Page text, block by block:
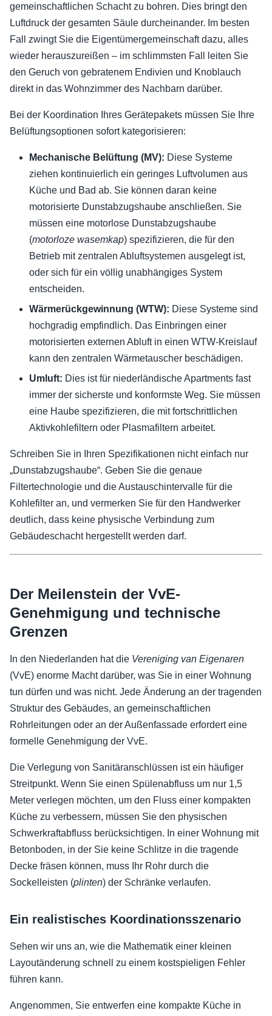
gemeinschaftlichen Schacht zu bohren. Dies bringt den
Luftdruck der gesamten Säule durcheinander. Im besten
Fall zwingt Sie die Eigentümergemeinschaft dazu, alles
wieder herauszureißen – im schlimmsten Fall leiten Sie
den Geruch von gebratenem Endivien und Knoblauch
direkt in das Wohnzimmer des Nachbarn darüber.
Bei der Koordination Ihres Gerätepakets müssen Sie Ihre
Belüftungsoptionen sofort kategorisieren:
Mechanische Belüftung (MV): Diese Systeme
ziehen kontinuierlich ein geringes Luftvolumen aus
Küche und Bad ab. Sie können daran keine
motorisierte Dunstabzugshaube anschließen. Sie
müssen eine motorlose Dunstabzugshaube
(motorloze wasemkap) spezifizieren, die für den
Betrieb mit zentralen Abluftsystemen ausgelegt ist,
oder sich für ein völlig unabhängiges System
entscheiden.
Wärmerückgewinnung (WTW): Diese Systeme sind
hochgradig empfindlich. Das Einbringen einer
motorisierten externen Abluft in einen WTW-Kreislauf
kann den zentralen Wärmetauscher beschädigen.
Umluft: Dies ist für niederländische Apartments fast
immer der sicherste und konformste Weg. Sie müssen
eine Haube spezifizieren, die mit fortschrittlichen
Aktivkohlefiltern oder Plasmafiltern arbeitet.
Schreiben Sie in Ihren Spezifikationen nicht einfach nur
„Dunstabzugshaube“. Geben Sie die genaue
Filtertechnologie und die Austauschintervalle für die
Kohlefilter an, und vermerken Sie für den Handwerker
deutlich, dass keine physische Verbindung zum
Gebäudeschacht hergestellt werden darf.
Der Meilenstein der VvE-
Genehmigung und technische
Grenzen
In den Niederlanden hat die Vereniging van Eigenaren
(VvE) enorme Macht darüber, was Sie in einer Wohnung
tun dürfen und was nicht. Jede Änderung an der tragenden
Struktur des Gebäudes, an gemeinschaftlichen
Rohrleitungen oder an der Außenfassade erfordert eine
formelle Genehmigung der VvE.
Die Verlegung von Sanitäranschlüssen ist ein häufiger
Streitpunkt. Wenn Sie einen Spülenabfluss um nur 1,5
Meter verlegen möchten, um den Fluss einer kompakten
Küche zu verbessern, müssen Sie den physischen
Schwerkraftabfluss berücksichtigen. In einer Wohnung mit
Betonboden, in der Sie keine Schlitze in die tragende
Decke fräsen können, muss Ihr Rohr durch die
Sockelleisten (plinten) der Schränke verlaufen.
Ein realistisches Koordinationsszenario
Sehen wir uns an, wie die Mathematik einer kleinen
Layoutänderung schnell zu einem kostspieligen Fehler
führen kann.
Angenommen, Sie entwerfen eine kompakte Küche in